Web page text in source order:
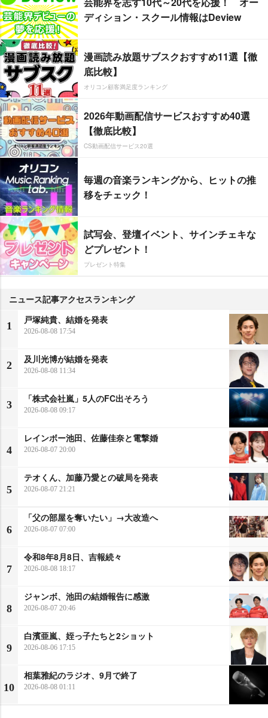
ディション・スクール情報はDeview
漫画読み放題サブスクおすすめ11選【徹
底比較】
オリコン顧客満足度ランキング
2026年動画配信サービスおすすめ40選
【徹底比較】
CS動画配信サービス20選
毎週の音楽ランキングから、ヒットの推
移をチェック！
試写会、登壇イベント、サインチェキな
どプレゼント！
プレゼント特集
ニュース記事アクセスランキング
1
戸塚純貴、結婚を発表
2026-08-08 17:54
2
及川光博が結婚を発表
2026-08-08 11:34
3
「株式会社嵐」5人のFC出そろう
2026-08-08 09:17
4
レインボー池田、佐藤佳奈と電撃婚
2026-08-07 20:00
5
テオくん、加藤乃愛との破局を発表
2026-08-07 21:21
6
「父の部屋を奪いたい」→大改造へ
2026-08-07 07:00
7
令和8年8月8日、吉報続々
2026-08-08 18:17
8
ジャンボ、池田の結婚報告に感激
2026-08-07 20:46
9
白濱亜嵐、姪っ子たちと2ショット
2026-08-06 17:15
10
相葉雅紀のラジオ、9月で終了
2026-08-08 01:11